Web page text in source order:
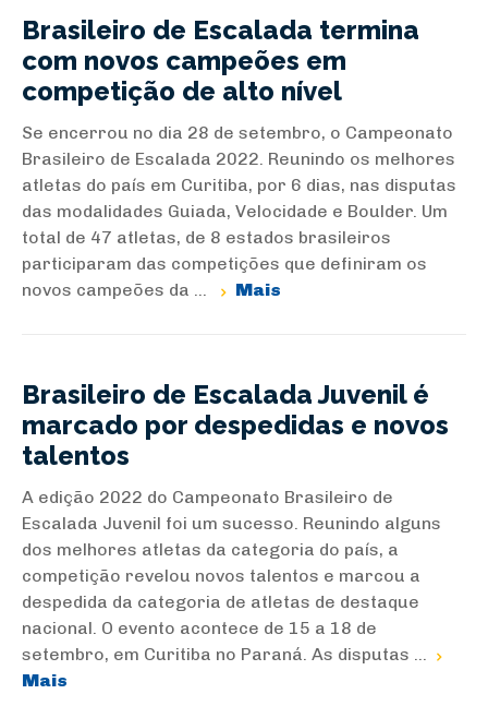
Brasileiro de Escalada termina
com novos campeões em
competição de alto nível
Se encerrou no dia 28 de setembro, o Campeonato
Brasileiro de Escalada 2022. Reunindo os melhores
atletas do país em Curitiba, por 6 dias, nas disputas
das modalidades Guiada, Velocidade e Boulder. Um
total de 47 atletas, de 8 estados brasileiros
participaram das competições que definiram os
novos campeões da ...
Mais
Brasileiro de Escalada Juvenil é
marcado por despedidas e novos
talentos
A edição 2022 do Campeonato Brasileiro de
Escalada Juvenil foi um sucesso. Reunindo alguns
dos melhores atletas da categoria do país, a
competição revelou novos talentos e marcou a
despedida da categoria de atletas de destaque
nacional. O evento acontece de 15 a 18 de
setembro, em Curitiba no Paraná. As disputas ...
Mais